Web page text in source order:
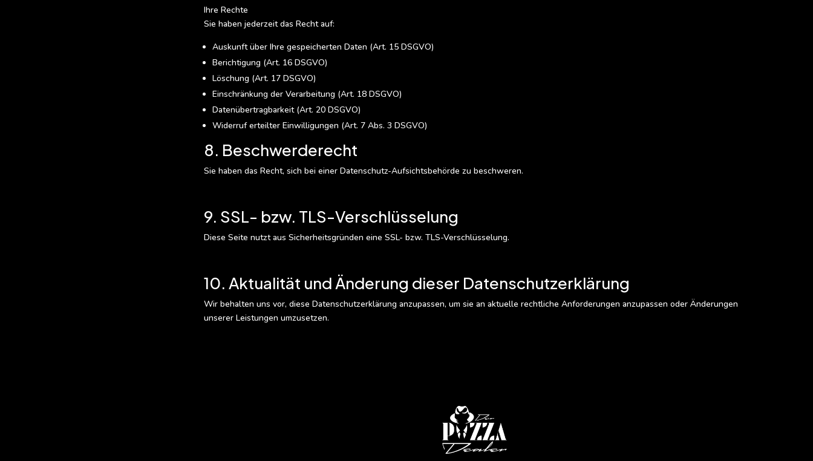
Ihre Rechte
Sie haben jederzeit das Recht auf:
Auskunft über Ihre gespeicherten Daten (Art. 15 DSGVO)
Berichtigung (Art. 16 DSGVO)
Löschung (Art. 17 DSGVO)
Einschränkung der Verarbeitung (Art. 18 DSGVO)
Datenübertragbarkeit (Art. 20 DSGVO)
Widerruf erteilter Einwilligungen (Art. 7 Abs. 3 DSGVO)
8. Beschwerderecht
Sie haben das Recht, sich bei einer Datenschutz-Aufsichtsbehörde zu beschweren.
9. SSL- bzw. TLS-Verschlüsselung
Diese Seite nutzt aus Sicherheitsgründen eine SSL- bzw. TLS-Verschlüsselung.
10. Aktualität und Änderung dieser Datenschutzerklärung
Wir behalten uns vor, diese Datenschutzerklärung anzupassen, um sie an aktuelle rechtliche Anforderungen anzupassen oder Änderungen
unserer Leistungen umzusetzen.